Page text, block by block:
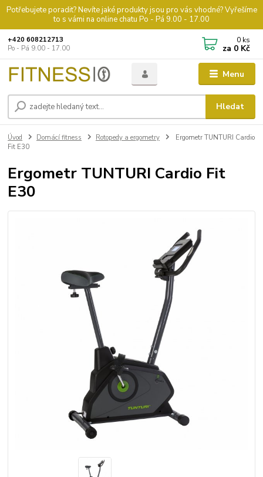
Potřebujete poradit? Nevíte jaké produkty jsou pro vás vhodné? Vyřešíme
to s vámi na online chatu Po - Pá 9.00 - 17.00
Menu
Hledat
+420 608212713
Po - Pá 9.00 - 17.00
0 ks
za 0 Kč
Úvod Domácí fitness Rotopedy a ergometry
Ergometr TUNTURI Cardio
Fit E30
Ergometr TUNTURI Cardio Fit
E30